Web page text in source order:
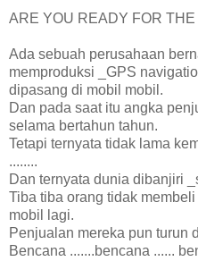
ARE YOU READY FOR
Ada sebuah perusahaan
memproduksi _GPS
dipasang di mobil mobil.
Dan pada saat itu angka
selama bertahun tahun.
Tetapi ternyata tidak lama
........
Dan ternyata dunia dibanjiri
Tiba tiba orang tidak
mobil lagi.
Penjualan mereka pun turun
Bencana .......bencana ......